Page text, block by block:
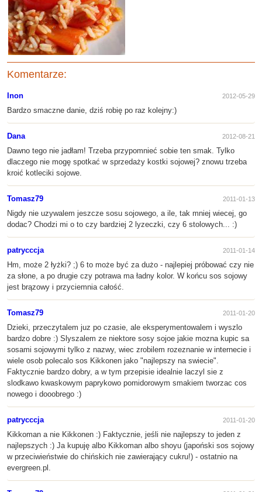
Komentarze:
Inon 2012-05-29
Bardzo smaczne danie, dziś robię po raz kolejny:)
Dana 2012-08-21
Dawno tego nie jadłam! Trzeba przypomnieć sobie ten smak. Tylko
dlaczego nie mogę spotkać w sprzedaży kostki sojowej? znowu trzeba
kroić kotleciki sojowe.
Tomasz79 2011-01-13
Nigdy nie uzywalem jeszcze sosu sojowego, a ile, tak mniej wiecej, go
dodac? Chodzi mi o to czy bardziej 2 lyzeczki, czy 6 stolowych... :)
patrycccja 2011-01-14
Hm, może 2 łyżki? ;) 6 to może być za dużo - najlepiej próbować czy nie
za słone, a po drugie czy potrawa ma ładny kolor. W końcu sos sojowy
jest brązowy i przyciemnia całość.
Tomasz79 2011-01-20
Dzieki, przeczytalem juz po czasie, ale eksperymentowalem i wyszlo
bardzo dobre :) Slyszalem ze niektore sosy sojoe jakie mozna kupic sa
sosami sojowymi tylko z nazwy, wiec zrobilem rozeznanie w internecie i
wiele osob polecalo sos Kikkonen jako "najlepszy na swiecie".
Faktycznie bardzo dobry, a w tym przepisie idealnie laczyl sie z
slodkawo kwaskowym paprykowo pomidorowym smakiem tworzac cos
nowego i dooobrego :)
patrycccja 2011-01-20
Kikkoman a nie Kikkonen :) Faktycznie, jeśli nie najlepszy to jeden z
najlepszych :) Ja kupuję albo Kikkoman albo shoyu (japoński sos sojowy
w przeciwieństwie do chińskich nie zawierający cukru!) - ostatnio na
evergreen.pl.